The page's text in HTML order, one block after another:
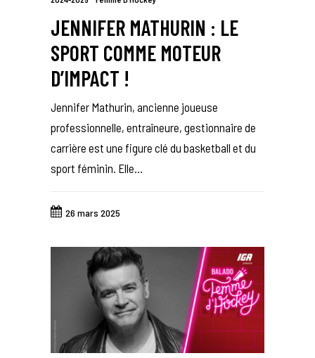
JENNIFER MATHURIN : LE
SPORT COMME MOTEUR
D’IMPACT !
Jennifer Mathurin, ancienne joueuse
professionnelle, entraîneure, gestionnaire de
carrière est une figure clé du basketball et du
sport féminin. Elle…
26 mars 2025